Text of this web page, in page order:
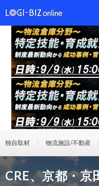
独自取材 物流施設/不動産
CRE、京都・